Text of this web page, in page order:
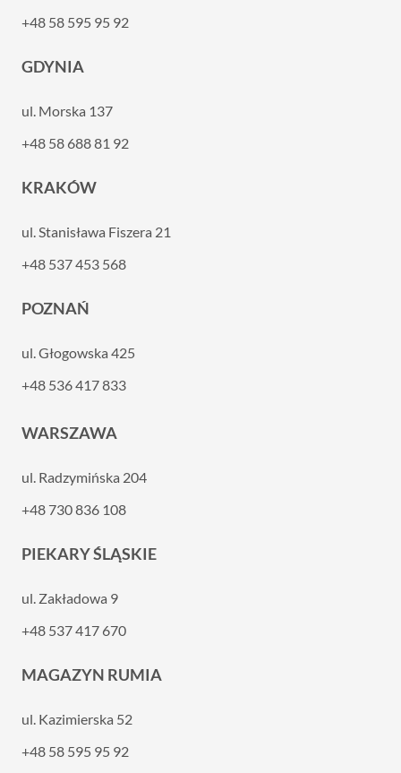
+48 58 595 95 92
GDYNIA
ul. Morska 137
+48 58 688 81 92
KRAKÓW
ul. Stanisława Fiszera 21
+48 537 453 568
POZNAŃ
ul. Głogowska 425
+48 536 417 833
WARSZAWA
ul. Radzymińska 204
+48 730 836 108
PIEKARY ŚLĄSKIE
ul. Zakładowa 9
+48 537 417 670
MAGAZYN RUMIA
ul. Kazimierska 52
+48 58 595 95 92